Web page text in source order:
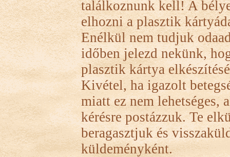
találkoznunk kell! A
elhozni a plasztik
Enélkül nem tudjuk
időben jelezd nekünk,
plasztik kártya
Kivétel, ha igazolt
miatt ez nem lehetséges,
kérésre postázzuk. Te
beragasztjuk és
küldeményként.